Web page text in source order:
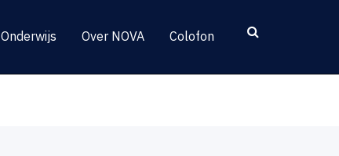
Onderwijs Over NOVA Colofon